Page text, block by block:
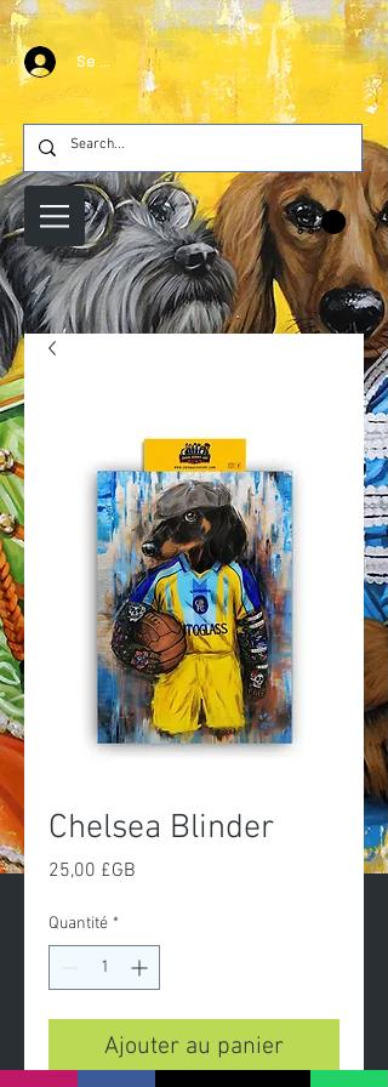
Se connecter
Chelsea Blinder
25,00 £GB
Quantité *
Ajouter au panier